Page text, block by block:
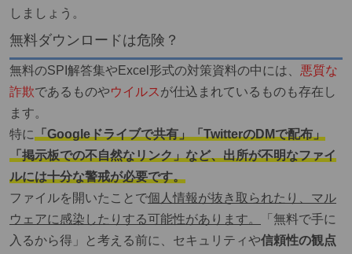
しましょう。
無料ダウンロードは危険？
無料のSPI解答集やExcel形式の対策資料の中には、 悪質な
詐欺であるものやウイルス が仕込まれているものも存在し
ます。
特に「Googleドライブで共有」「TwitterのDMで配布」
「掲示板での不自然なリンク」など、出所が不明なファイ
ルには十分な警戒が必要です。
ファイルを開いたことで個人情報が抜き取られたり、マル
ウェアに感染したりする可能性があります。
「無料で手に
入るから得」と考える前に
、セキュリティや信頼性の観点